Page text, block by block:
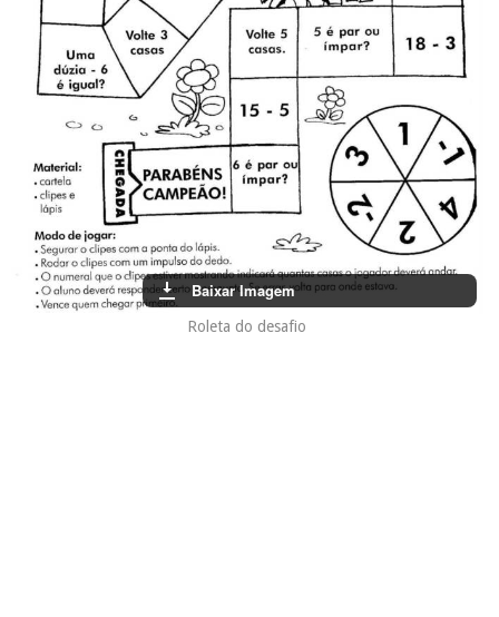
Baixar Imagem
Roleta do desafio